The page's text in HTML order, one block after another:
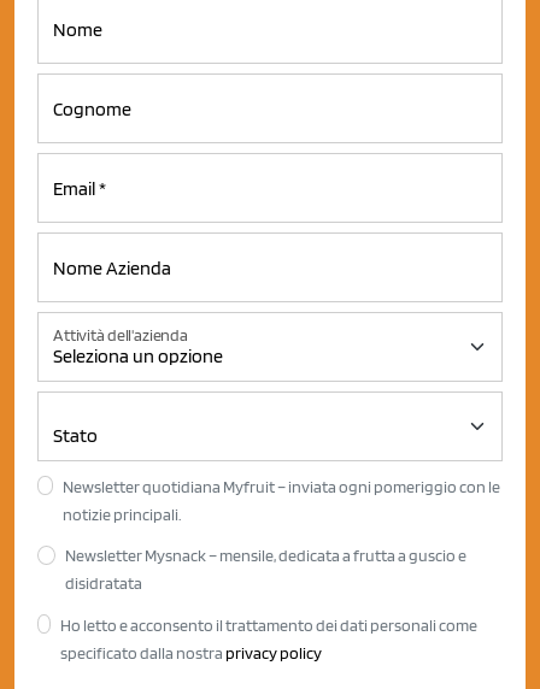
Attività dell'azienda
Newsletter quotidiana Myfruit – inviata ogni pomeriggio con le
notizie principali.
Newsletter Mysnack – mensile, dedicata a frutta a guscio e
disidratata
Ho letto e acconsento il trattamento dei dati personali come
specificato dalla nostra privacy policy